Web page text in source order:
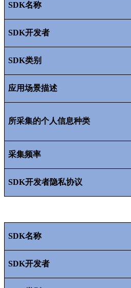
SDK名称
SDK开发者
SDK类别
应用场景描述
所采集的个人信息种类
采集频率
SDK开发者隐私协议
SDK名称
SDK开发者